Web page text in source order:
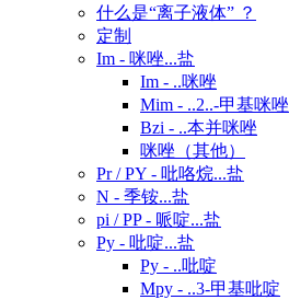
什么是“离子液体” ？
定制
Im - 咪唑...盐
Im - ..咪唑
Mim - ..2..-甲基咪唑
Bzi - ..本并咪唑
咪唑（其他）
Pr / PY - 吡咯烷...盐
N - 季铵...盐
pi / PP - 哌啶...盐
Py - 吡啶...盐
Py - ..吡啶
Mpy - ..3-甲基吡啶